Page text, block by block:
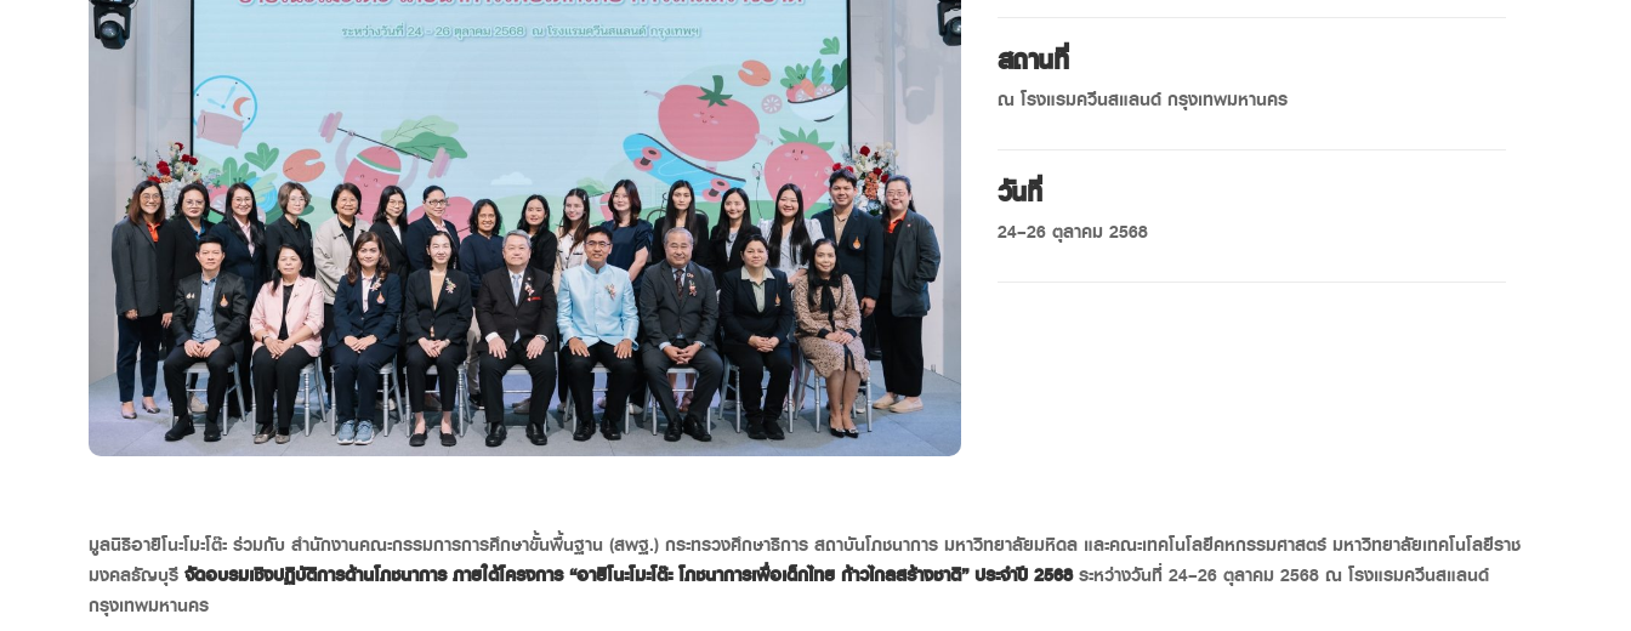
สถานที่
ณ โรงแรมควีนสแลนด์ กรุงเทพมหานคร
วันที่
24–26 ตุลาคม 2568
มูลนิธิอายิโนะโมะโต๊ะ ร่วมกับ สำนักงานคณะกรรมการการศึกษาขั้นพื้นฐาน (สพฐ.) กระทรวงศึกษาธิการ สถาบันโภชนาการ มหาวิทยาลัยมหิดล และคณะเทคโนโลยีคหกรรมศาสตร์ มหาวิทยาลัยเทคโนโลยีราช
มงคลธัญบุรี จัดอบรมเชิงปฏิบัติการด้านโภชนาการ ภายใต้โครงการ “อายิโนะโมะโต๊ะ โภชนาการเพื่อเด็กไทย ก้าวไกลสร้างชาติ” ประจำปี 2568 ระหว่างวันที่ 24–26 ตุลาคม 2568 ณ โรงแรมควีนสแลนด์
กรุงเทพมหานคร